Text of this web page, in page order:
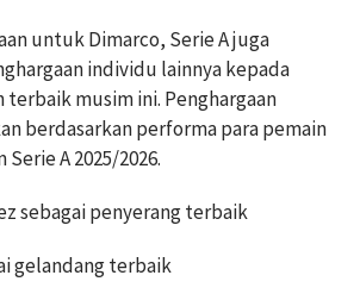
untuk Dimarco, Serie A juga
individu lainnya kepada
terbaik musim ini. Penghargaan
berdasarkan performa para pemain
A 2025/2026.
sebagai penyerang terbaik
gelandang terbaik